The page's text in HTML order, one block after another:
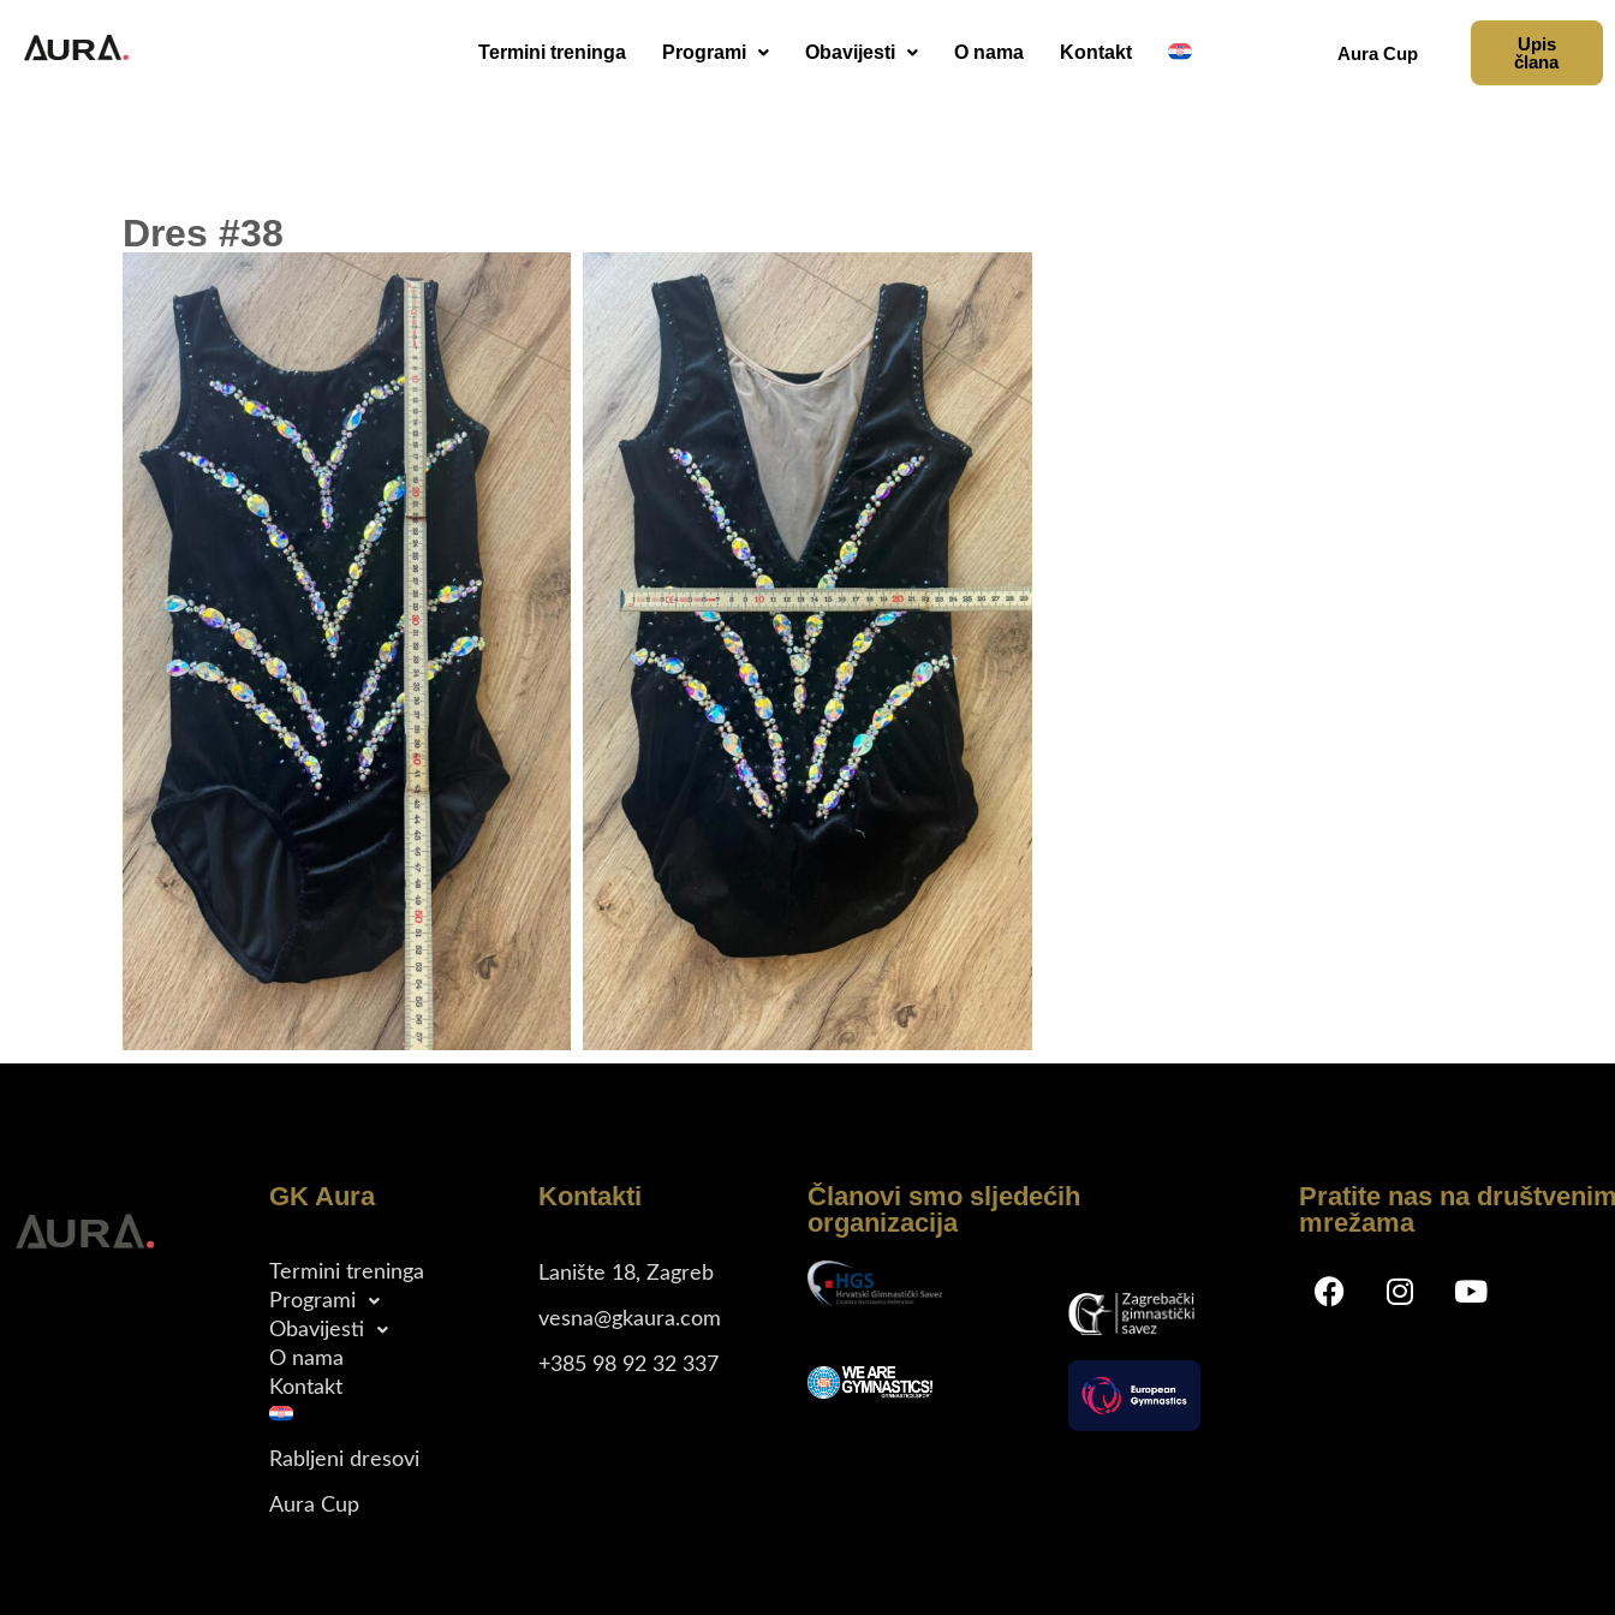
Termini treninga Programi Obavijesti O nama Kontakt Aura Cup
Upis
člana
Dres #38
GK Aura
Termini treninga
Programi
Obavijesti
O nama
Kontakt
Rabljeni dresovi
Aura Cup
Kontakti
Lanište 18, Zagreb
vesna@gkaura.com
+385 98 92 32 337
Članovi smo sljedećih
organizacija
Pratite nas na
mrežama